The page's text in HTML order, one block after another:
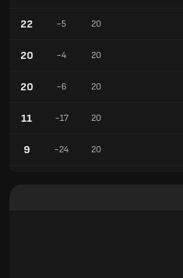
20
-5
22
20
-4
20
20
-6
20
20
-17
11
20
-24
9